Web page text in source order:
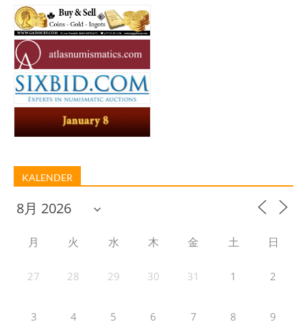
KALENDER
月 火 水 木 金 土 日
27 28 29 30 31 1 2
3 4 5 6 7 8 9